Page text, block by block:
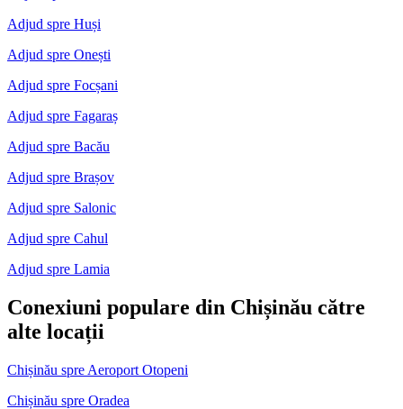
Adjud spre Huși
Adjud spre Onești
Adjud spre Focșani
Adjud spre Fagaraș
Adjud spre Bacău
Adjud spre Brașov
Adjud spre Salonic
Adjud spre Cahul
Adjud spre Lamia
Conexiuni populare din Chișinău către
alte locații
Chișinău spre Aeroport Otopeni
Chișinău spre Oradea